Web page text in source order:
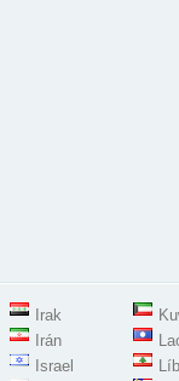
Irak
Irán
Israel